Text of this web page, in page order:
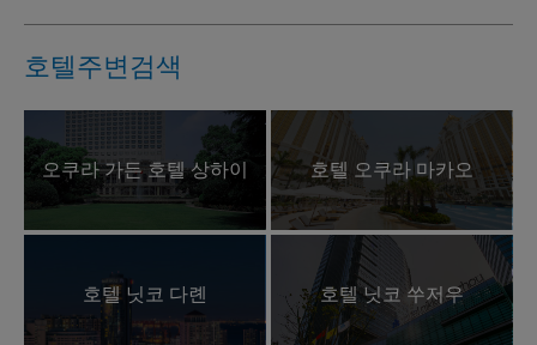
호텔주변검색
오쿠라 가든 호텔 상하이 호텔 오쿠라 마카오
호텔 닛코 다롄 호텔 닛코 쑤저우